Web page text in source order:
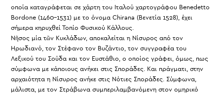
οποία καταγράφεται σε χάρτη του Ιταλού χαρτογράφου Benedetto
Bordone (1460-1531) με το όνομα Chirana (Βενετία 1528), έχει
σήμερα κηρυχθεί Τοπίο Φυσικού Κάλλους.
Νῆσος μία τῶν Κυκλάδων, αποκαλείται η Νίσυρος από τον
Ηρωδιανό, τον Στέφανο τον Βυζάντιο, τον συγγραφέα του
Λεξικού του Σούδα και τον Ευστάθιο, ο οποίος γράφει, όμως, πως
σύμφωνα με κάποιους ανήκει στις Σποράδες. Και πράγματι, στην
αρχαιότητα η Νίσυρος ανήκε στις Νότιες Σποράδες. Σύμφωνα,
μάλιστα, με τον Στράβωνα συμπεριλαμβανόμενη στον ομηρικό